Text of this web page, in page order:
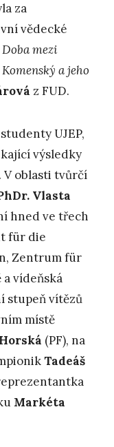
za
vědecké
Doba mezi
a jeho
z FUD.
UJEP,
výsledky
oblasti tvůrčí
Vlasta
hned ve třech
für die
Zentrum für
vídeňská
stupeň vítězů
místě
(PF), na
Tadeáš
Markéta